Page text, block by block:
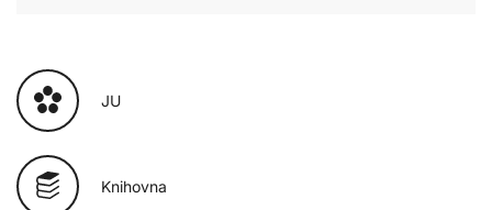
JU
Knihovna